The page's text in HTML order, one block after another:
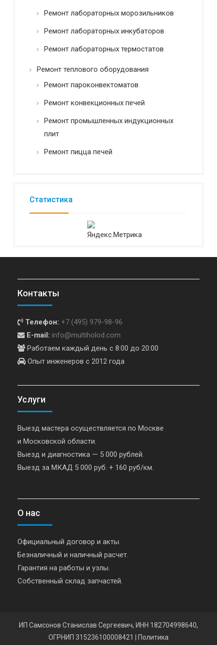
Ремонт лабораторных морозильников
Ремонт лабораторных инкубаторов
Ремонт лабораторных термостатов
Ремонт теплового оборудования
Ремонт пароконвектоматов
Ремонт конвекционных печей
Ремонт промышленных индукционных
плит
Ремонт пицца печей
Статистика
Контакты
Телефон: +7 (495) 979-98-96
E-mail: info@multiholod.com
Работаем каждый день с 8:00 до 20:00
Опыт инженеров с 2012 года
Услуги
Выезд мастера осуществляется по Москве
и Московской области.
Выезд и диагностика — 5 000 рублей.
Выезд за МКАД 5 000 руб. + 160 руб/км.
О нас
Официальный договор и акты.
Безналичный и наличный расчет.
Гарантия на работы и узлы.
Собственный склад запчастей.
ИП Самсонов Станислав Сергеевич, ИНН 182704998640,
ОГРНИП 315236100008421
Политика